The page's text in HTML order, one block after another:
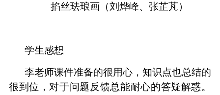
掐丝珐琅画（刘烨峰、张芷芃）
学生感想
李老师课件准备的很用心，知识点也总结的
很到位，对于问题反馈总能耐心的答疑解惑。